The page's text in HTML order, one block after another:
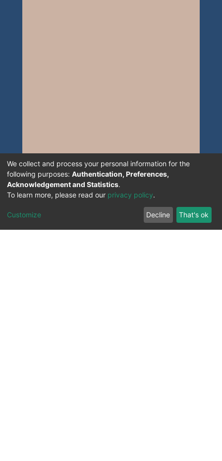
We collect and process your personal information for the
following purposes: Authentication, Preferences,
Acknowledgement and Statistics.
To learn more, please read our privacy policy.
Customize Decline That's ok